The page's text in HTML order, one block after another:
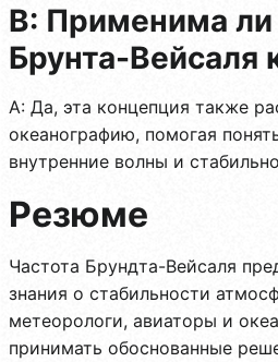
В: Применима ли
Брунта-Вейсаля
А: Да, эта концепция также
океанографию, помогая
внутренние волны и
Резюме
Частота Брундта-Вейсаля
знания о стабильности
метеорологи, авиаторы и
принимать обоснованные